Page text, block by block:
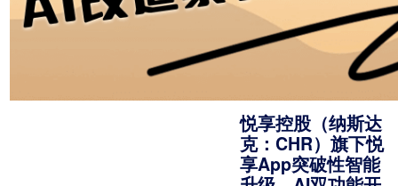
悦享控股（纳斯达
克：CHR）旗下悦
享App突破性智能